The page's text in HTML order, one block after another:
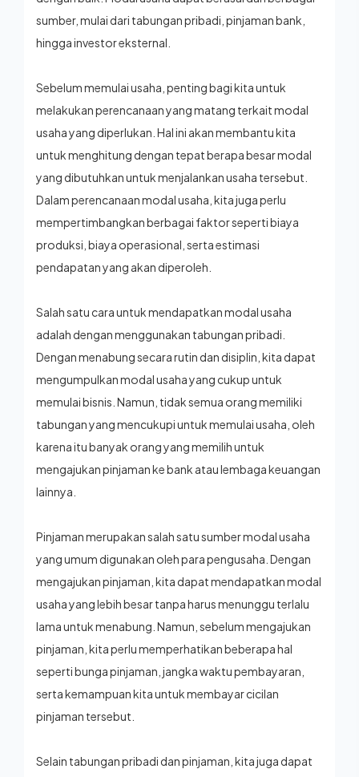
sumber, mulai dari tabungan pribadi, pinjaman bank,
hingga investor eksternal.
Sebelum memulai usaha, penting bagi kita untuk
melakukan perencanaan yang matang terkait modal
usaha yang diperlukan. Hal ini akan membantu kita
untuk menghitung dengan tepat berapa besar modal
yang dibutuhkan untuk menjalankan usaha tersebut.
Dalam perencanaan modal usaha, kita juga perlu
mempertimbangkan berbagai faktor seperti biaya
produksi, biaya operasional, serta estimasi
pendapatan yang akan diperoleh.
Salah satu cara untuk mendapatkan modal usaha
adalah dengan menggunakan tabungan pribadi.
Dengan menabung secara rutin dan disiplin, kita dapat
mengumpulkan modal usaha yang cukup untuk
memulai bisnis. Namun, tidak semua orang memiliki
tabungan yang mencukupi untuk memulai usaha, oleh
karena itu banyak orang yang memilih untuk
mengajukan pinjaman ke bank atau lembaga keuangan
lainnya.
Pinjaman merupakan salah satu sumber modal usaha
yang umum digunakan oleh para pengusaha. Dengan
mengajukan pinjaman, kita dapat mendapatkan modal
usaha yang lebih besar tanpa harus menunggu terlalu
lama untuk menabung. Namun, sebelum mengajukan
pinjaman, kita perlu memperhatikan beberapa hal
seperti bunga pinjaman, jangka waktu pembayaran,
serta kemampuan kita untuk membayar cicilan
pinjaman tersebut.
Selain tabungan pribadi dan pinjaman, kita juga dapat